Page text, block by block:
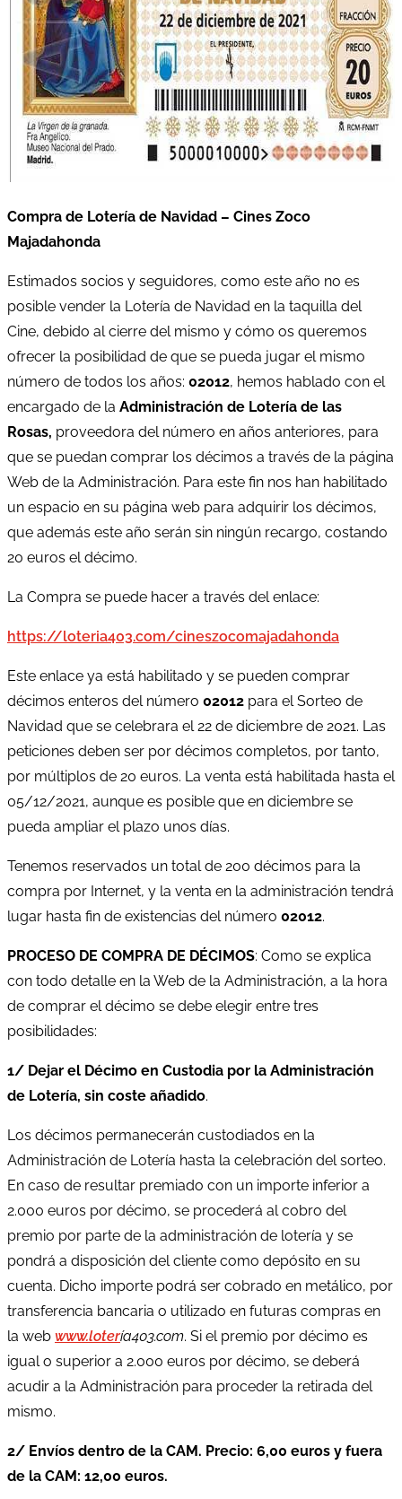
Compra de Lotería de Navidad – Cines Zoco
Majadahonda
Estimados socios y seguidores, como este año no es
posible vender la Lotería de Navidad en la taquilla del
Cine, debido al cierre del mismo y cómo os queremos
ofrecer la posibilidad de que se pueda jugar el mismo
número de todos los años: 02012, hemos hablado con el
encargado de la Administración de Lotería de las
Rosas, proveedora del número en años anteriores, para
que se puedan comprar los décimos a través de la página
Web de la Administración. Para este fin nos han habilitado
un espacio en su página web para adquirir los décimos,
que además este año serán sin ningún recargo, costando
20 euros el décimo.
La Compra se puede hacer a través del enlace:
https://loteria403.com/cineszocomajadahonda
Este enlace ya está habilitado y se pueden comprar
décimos enteros del número 02012 para el Sorteo de
Navidad que se celebrara el 22 de diciembre de 2021. Las
peticiones deben ser por décimos completos, por tanto,
por múltiplos de 20 euros. La venta está habilitada hasta el
05/12/2021, aunque es posible que en diciembre se
pueda ampliar el plazo unos días.
Tenemos reservados un total de 200 décimos para la
compra por Internet, y la venta en la administración tendrá
lugar hasta fin de existencias del número 02012.
PROCESO DE COMPRA DE DÉCIMOS: Como se explica
con todo detalle en la Web de la Administración, a la hora
de comprar el décimo se debe elegir entre tres
posibilidades:
1/ Dejar el Décimo en Custodia por la Administración
de Lotería, sin coste añadido.
Los décimos permanecerán custodiados en la
Administración de Lotería hasta la celebración del sorteo.
En caso de resultar premiado con un importe inferior a
2.000 euros por décimo, se procederá al cobro del
premio por parte de la administración de lotería y se
pondrá a disposición del cliente como depósito en su
cuenta. Dicho importe podrá ser cobrado en metálico, por
transferencia bancaria o utilizado en futuras compras en
la web www.lotería403.com. Si el premio por décimo es
igual o superior a 2.000 euros por décimo, se deberá
acudir a la Administración para proceder la retirada del
mismo.
2/ Envíos dentro de la CAM. Precio: 6,00 euros y fuera
de la CAM: 12,00 euros.